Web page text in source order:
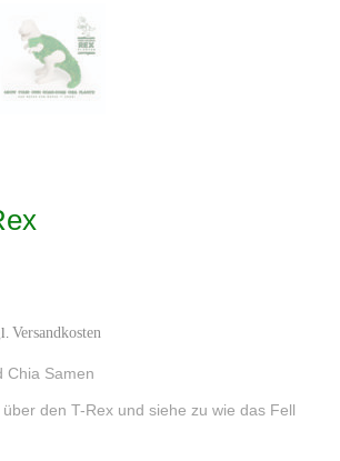
Versandkosten
Chia Samen
den T-Rex und siehe zu wie das Fell